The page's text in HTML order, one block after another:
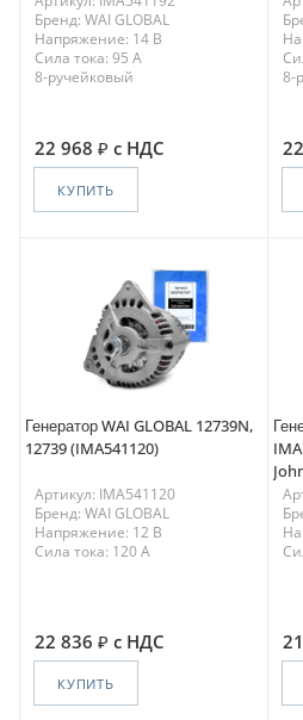
Бренд: WAI GLOBAL
Напряжение: 14 В
Сила тока: 95 A
8-ручейковый
22 968 с НДС
КУПИТЬ
8-
Генератор WAI GLOBAL 12739N,
12739 (IMA541120)
Артикул: IMA541120
Бренд: WAI GLOBAL
Напряжение: 12 В
Сила тока: 120 A
22 836 с НДС
КУПИТЬ